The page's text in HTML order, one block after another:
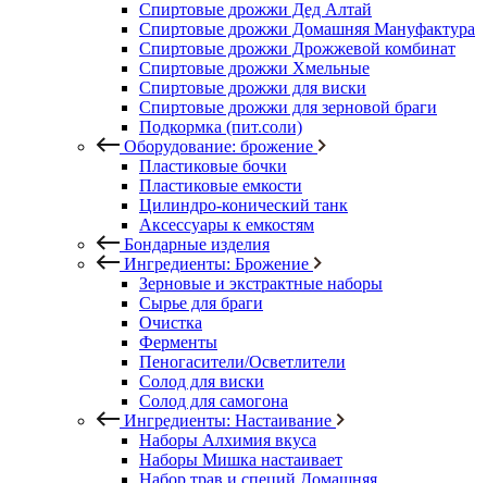
Спиртовые дрожжи Дед Алтай
Спиртовые дрожжи Домашняя Мануфактура
Спиртовые дрожжи Дрожжевой комбинат
Спиртовые дрожжи Хмельные
Спиртовые дрожжи для виски
Спиртовые дрожжи для зерновой браги
Подкормка (пит.соли)
Оборудование: брожение
Пластиковые бочки
Пластиковые емкости
Цилиндро-конический танк
Аксессуары к емкостям
Бондарные изделия
Ингредиенты: Брожение
Зерновые и экстрактные наборы
Сырье для браги
Очистка
Ферменты
Пеногасители/Осветлители
Солод для виски
Солод для самогона
Ингредиенты: Настаивание
Наборы Алхимия вкуса
Наборы Мишка настаивает
Набор трав и специй Домашняя